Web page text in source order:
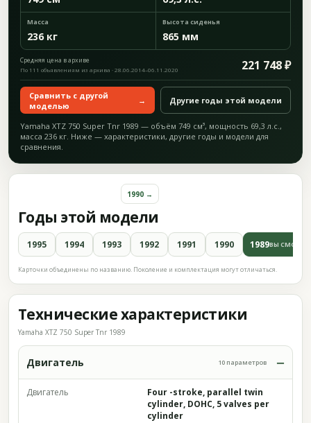
Масса
236 кг
Высота сиденья
865 мм
Средняя цена в архиве 221 748 ₽
По 111 объявлениям из архива · 28.06.2014–06.11.2020
Сравнить с другой
моделью
→ Другие годы этой модели
Yamaha XTZ 750 Super Tnr 1989 — объём 749 см³, мощность 69,3 л.с.,
масса 236 кг. Ниже — характеристики, другие годы и модели для
сравнения.
Годы этой модели
1990 →
1995 1994 1993 1992 1991 1990 1989ВЫ
Карточки объединены по названию. Поколение и комплектация могут отличаться.
Технические характеристики
Yamaha XTZ 750 Super Tnr 1989
Двигатель 10 параметров
Двигатель
Four -stroke, parallel twin
cylinder, DOHC, 5 valves per
cylinder